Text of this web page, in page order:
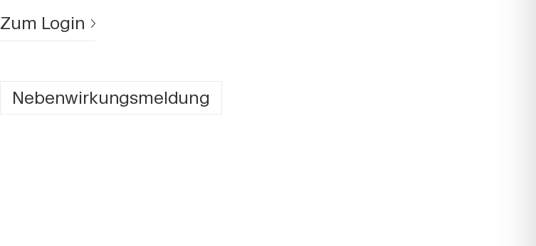
Zum Login
Nebenwirkungsmeldung